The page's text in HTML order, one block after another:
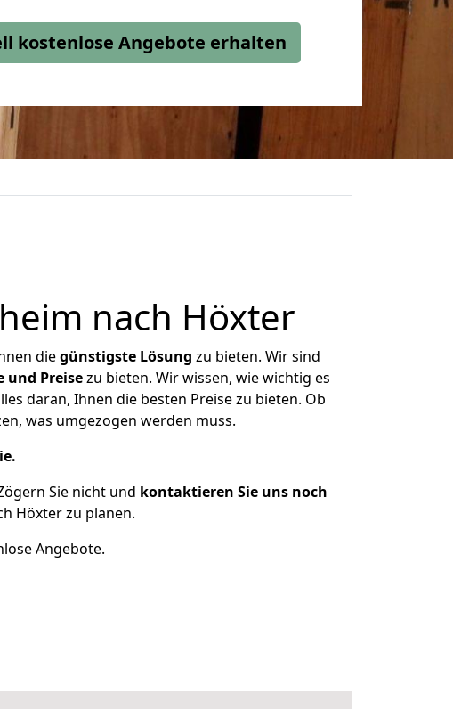
kostenlose Angebote erhalten
nach Höxter
diegünstigste Lösung zu bieten. Wir sind
und Preisezu bieten. Wir wissen, wie wichtig es
daran, Ihnen die besten Preise zu bieten. Ob
was umgezogen werden muss.
Sie nicht und kontaktieren Sie uns noch
Höxter zu planen.
Angebote.